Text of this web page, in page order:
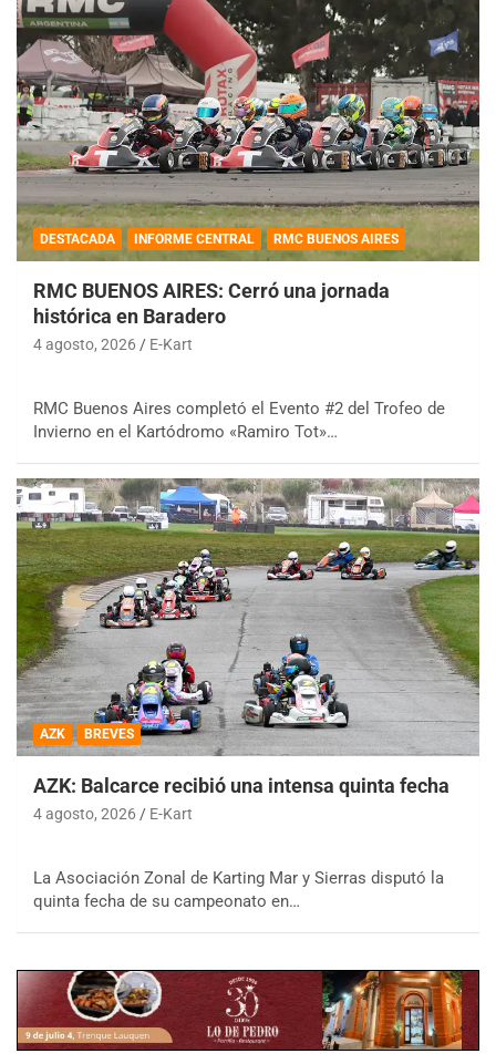
DESTACADA INFORME CENTRAL RMC BUENOS AIRES
RMC BUENOS AIRES: Cerró una jornada
histórica en Baradero
4 agosto, 2026 E-Kart
RMC Buenos Aires completó el Evento #2 del Trofeo de
Invierno en el Kartódromo «Ramiro Tot»…
AZK BREVES
AZK: Balcarce recibió una intensa quinta fecha
4 agosto, 2026 E-Kart
La Asociación Zonal de Karting Mar y Sierras disputó la
quinta fecha de su campeonato en…